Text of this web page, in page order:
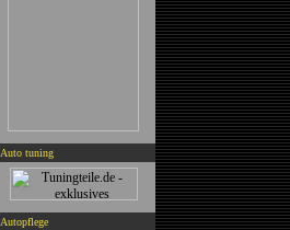
Auto tuning
Autopflege